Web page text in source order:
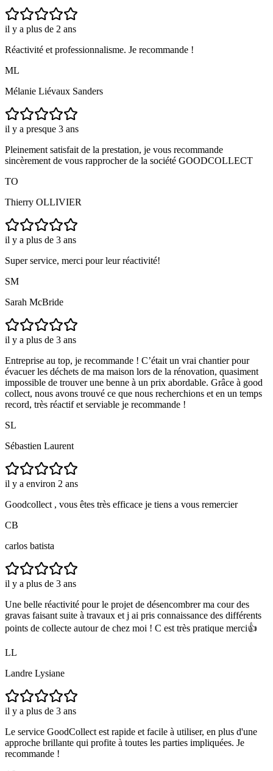
il y a plus de 2 ans
Réactivité et professionnalisme. Je recommande !
ML
Mélanie Liévaux Sanders
il y a presque 3 ans
Pleinement satisfait de la prestation, je vous recommande
sincèrement de vous rapprocher de la société GOODCOLLECT
TO
Thierry OLLIVIER
il y a plus de 3 ans
Super service, merci pour leur réactivité!
SM
Sarah McBride
il y a plus de 3 ans
Entreprise au top, je recommande ! C’était un vrai chantier pour
évacuer les déchets de ma maison lors de la rénovation, quasiment
impossible de trouver une benne à un prix abordable. Grâce à good
collect, nous avons trouvé ce que nous recherchions et en un temps
record, très réactif et serviable je recommande !
SL
Sébastien Laurent
il y a environ 2 ans
Goodcollect , vous êtes très efficace je tiens a vous remercier
CB
carlos batista
il y a plus de 3 ans
Une belle réactivité pour le projet de désencombrer ma cour des
gravas faisant suite à travaux et j ai pris connaissance des différents
points de collecte autour de chez moi ! C est très pratique merci👍
LL
Landre Lysiane
il y a plus de 3 ans
Le service GoodCollect est rapide et facile à utiliser, en plus d'une
approche brillante qui profite à toutes les parties impliquées. Je
recommande !